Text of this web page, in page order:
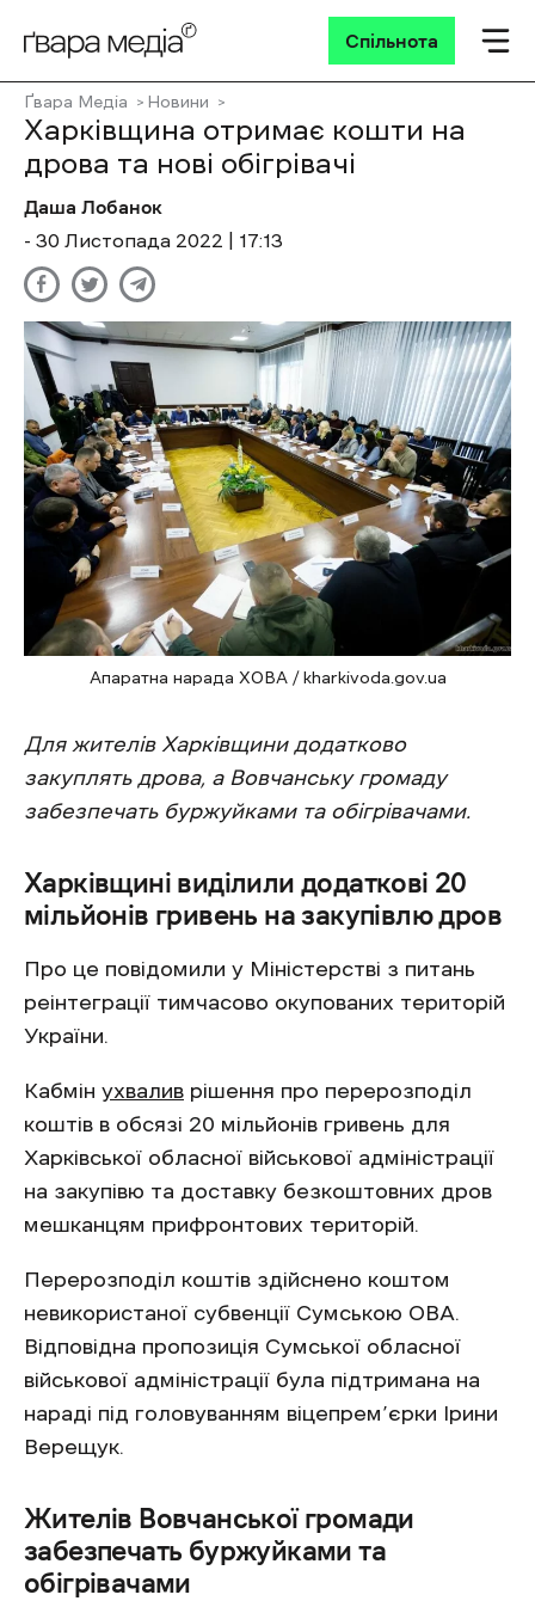
Спільнота
Ґвара Медіа Новини
Харківщина отримає кошти на
дрова та нові обігрівачі
Даша Лобанок
- 30 Листопада 2022 | 17:13
Апаратна нарада ХОВА / kharkivoda.gov.ua
Для жителів Харківщини додатково
закуплять дрова, а Вовчанську громаду
забезпечать буржуйками та обігрівачами.
Харківщині виділили додаткові 20
мільйонів гривень на закупівлю дров
Про це повідомили у Міністерстві з питань
реінтеграції тимчасово окупованих територій
України.
Кабмін ухвалив рішення про перерозподіл
коштів в обсязі 20 мільйонів гривень для
Харківської обласної військової адміністрації
на закупівю та доставку безкоштовних дров
мешканцям прифронтових територій.
Перерозподіл коштів здійснено коштом
невикористаної субвенції Сумською ОВА.
Відповідна пропозиція Сумської обласної
військової адміністрації була підтримана на
нараді під головуванням віцепрем’єрки Ірини
Верещук.
Жителів Вовчанської громади
забезпечать буржуйками та
обігрівачами